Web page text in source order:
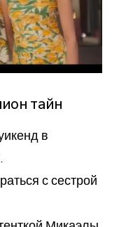
тайн
в
с сестрой